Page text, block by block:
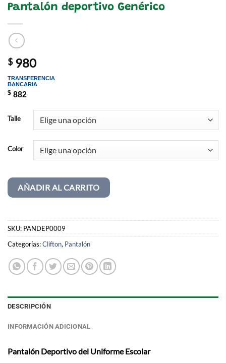
Pantalón deportivo Genérico
$980
TRANSFERENCIA
BANCARIA
$ 882
Talle
Color
AÑADIR AL CARRITO
SKU: PANDEP0009
Categorías:Clifton, Pantalón
DESCRIPCIÓN
INFORMACIÓN ADICIONAL
Pantalón Deportivo del Uniforme Escolar